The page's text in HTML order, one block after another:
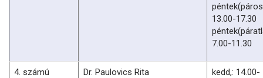
13.00-17.30
7.00-11.30
4. számú
Dr. Paulovics Rita
kedd,: 14.00-